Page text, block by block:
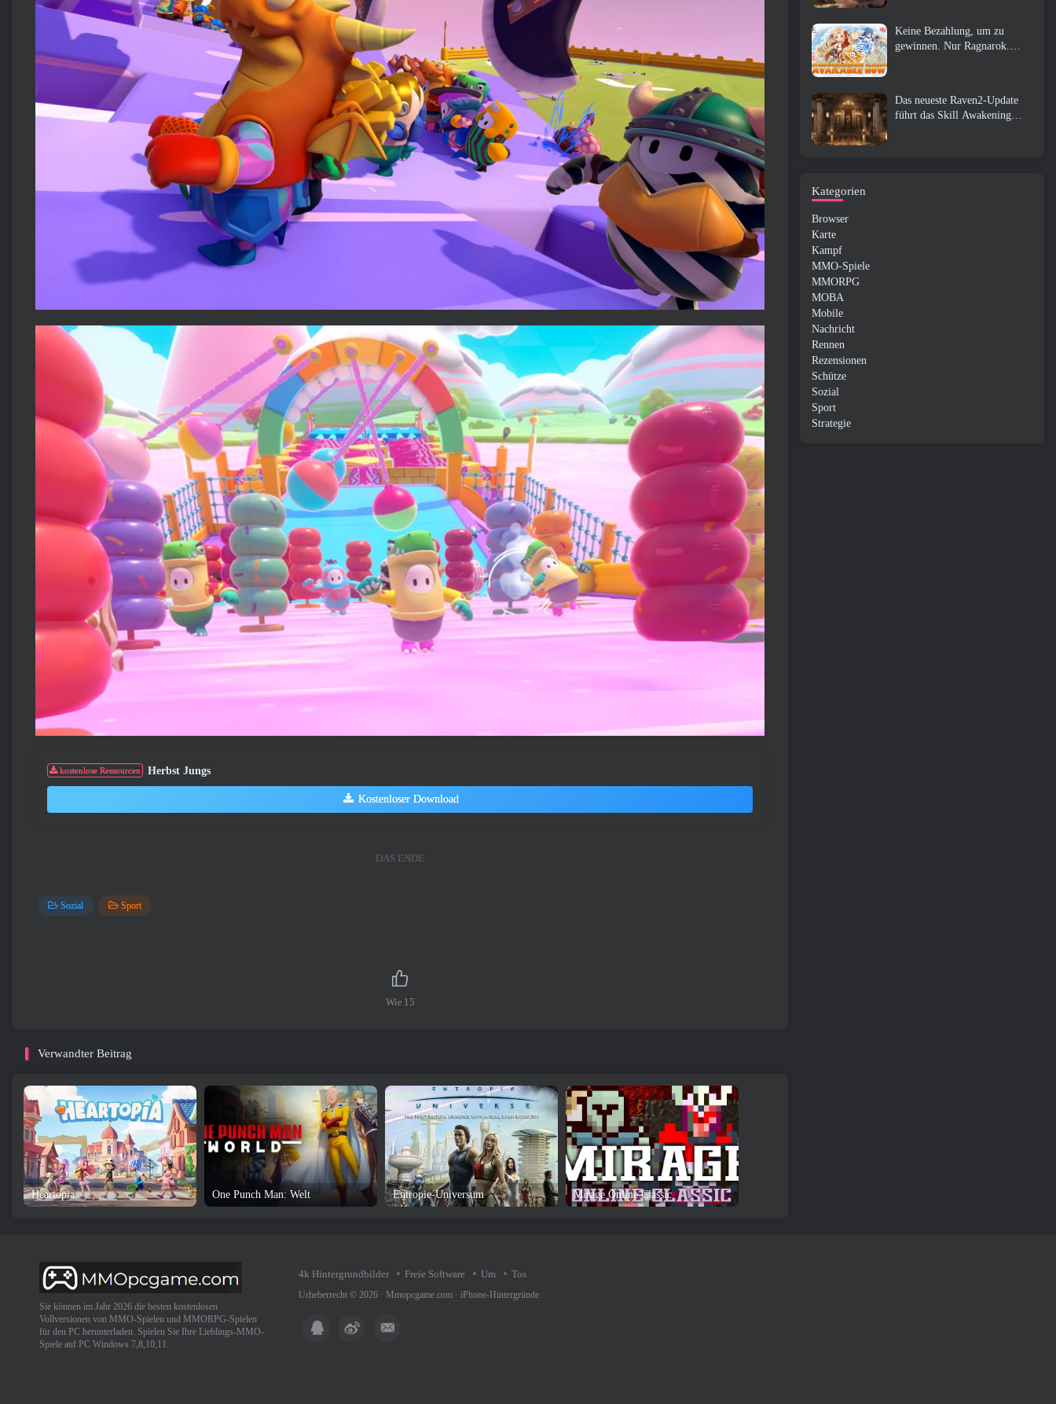
kostenlose Ressourcen Herbst Jungs
Kostenloser Download
DAS ENDE
Sozial Sport
Wie 15
Verwandter Beitrag
Heartopia One Punch Man: Welt Entropie-Universum Mirage Online Classic
Keine Bezahlung, um zu
gewinnen. Nur Ragnarok.
Das neueste Raven2-Update
führt das Skill Awakening
Kategorien
Browser
Karte
Kampf
MMO-Spiele
MMORPG
MOBA
Mobile
Nachricht
Rennen
Rezensionen
Schütze
Sozial
Sport
Strategie
Sie können im Jahr 2026 die besten kostenlosen
Vollversionen von MMO-Spielen und MMORPG-Spielen
für den PC herunterladen. Spielen Sie Ihre Lieblings-MMO-
Spiele auf PC Windows 7,8,10,11.
4k Hintergrundbilder Freie Software Um Tos
Urheberrecht © 2026 · Mmopcgame.com · iPhone-Hintergründe